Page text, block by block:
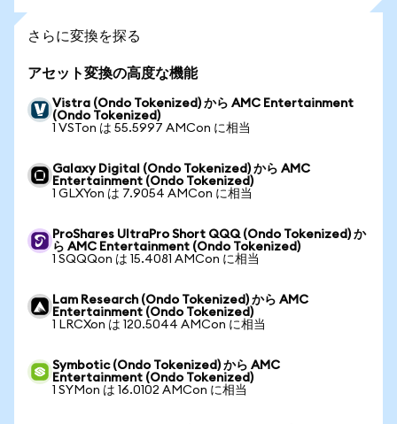
さらに変換を探る
アセット変換の高度な機能
Vistra (Ondo Tokenized) から AMC Entertainment
(Ondo Tokenized)
1 VSTon は 55.5997 AMCon に相当
Galaxy Digital (Ondo Tokenized) から AMC
Entertainment (Ondo Tokenized)
1 GLXYon は 7.9054 AMCon に相当
ProShares UltraPro Short QQQ (Ondo Tokenized) か
ら AMC Entertainment (Ondo Tokenized)
1 SQQQon は 15.4081 AMCon に相当
Lam Research (Ondo Tokenized) から AMC
Entertainment (Ondo Tokenized)
1 LRCXon は 120.5044 AMCon に相当
Symbotic (Ondo Tokenized) から AMC
Entertainment (Ondo Tokenized)
1 SYMon は 16.0102 AMCon に相当